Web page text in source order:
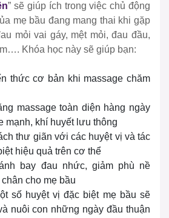
” sẽ giúp ích trong việc chủ động
mẹ bầu đang mang thai khi gặp
mỏi vai gáy, mệt mỏi, đau đầu,
Khóa học này sẽ giúp bạn:
thức cơ bản khi massage chăm
massage toàn diện hàng ngày
mạnh, khí huyết lưu thông
thư giãn với các huyệt vị và tác
hiệu quả trên cơ thể
bay đau nhức, giảm phù nề
cho mẹ bầu
số huyệt vị đặc biệt mẹ bầu sẽ
nuôi con những ngày đầu thuận